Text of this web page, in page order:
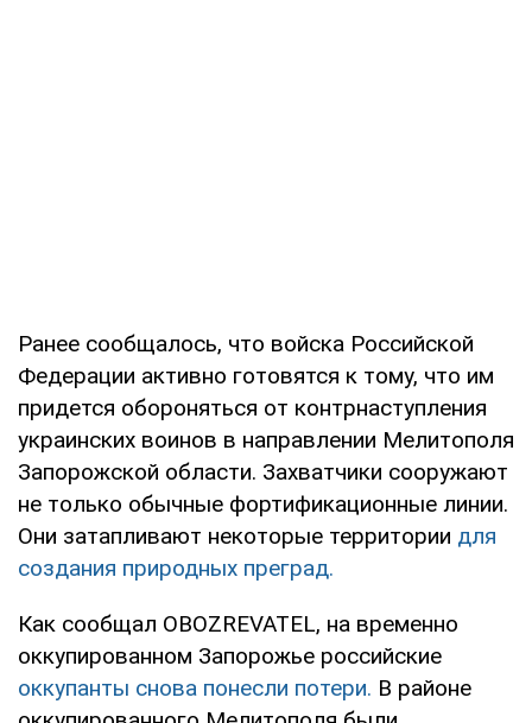
Ранее сообщалось, что войска Российской
Федерации активно готовятся к тому, что им
придется обороняться от контрнаступления
украинских воинов в направлении Мелитополя
Запорожской области. Захватчики сооружают
не только обычные фортификационные линии.
Они затапливают некоторые территории для
создания природных преград.
Как сообщал OBOZREVATEL, на временно
оккупированном Запорожье российские
оккупанты снова понесли потери. В районе